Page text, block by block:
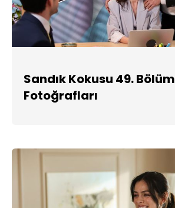
Sandık Kokusu 49. Bölüm
Fotoğrafları